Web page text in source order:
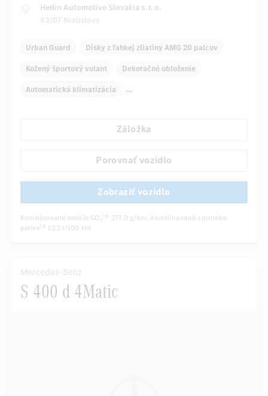
Hedin Automotive Slovakia s. r. o.
83107 Bratislava
Urban Guard Disky z ľahkej zliatiny AMG 20 palcov
Kožený športový volant Dekoračné obloženie
Automatická klimatizácia
Aktívne viacobrysové sedadlá ...
Záložka
Porovnať vozidlo
Zobraziť vozidlo
Kombinované emisie CO 2 [4] 277,0 g/km, Kombinovaná spotreba
paliva
[4] 12,2 l/100 km
Mercedes-Benz
S 400 d 4Matic